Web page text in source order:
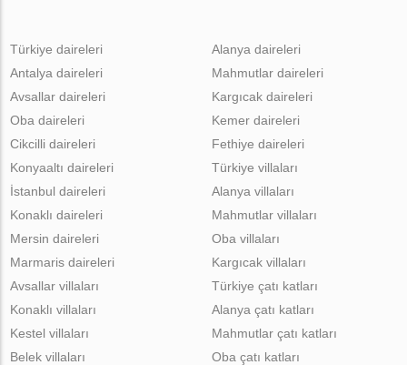
Türkiye daireleri
Antalya daireleri
Avsallar daireleri
Oba daireleri
Cikcilli daireleri
Alanya daireleri
Mahmutlar daireleri
Kargıcak daireleri
Kemer daireleri
Fethiye daireleri
Konyaaltı daireleri
İstanbul daireleri
Konaklı daireleri
Mersin daireleri
Marmaris daireleri
Türkiye villaları
Alanya villaları
Mahmutlar villaları
Oba villaları
Kargıcak villaları
Avsallar villaları
Konaklı villaları
Kestel villaları
Belek villaları
Türkiye çatı katları
Alanya çatı katları
Mahmutlar çatı katları
Oba çatı katları